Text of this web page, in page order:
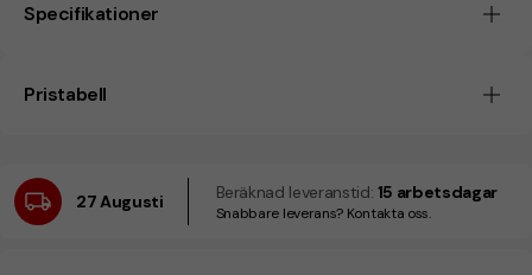
Specifikationer
Pristabell
27 Augusti Beräknad leveranstid: 15 arbetsdagar
Snabbare leverans? Kontakta oss.